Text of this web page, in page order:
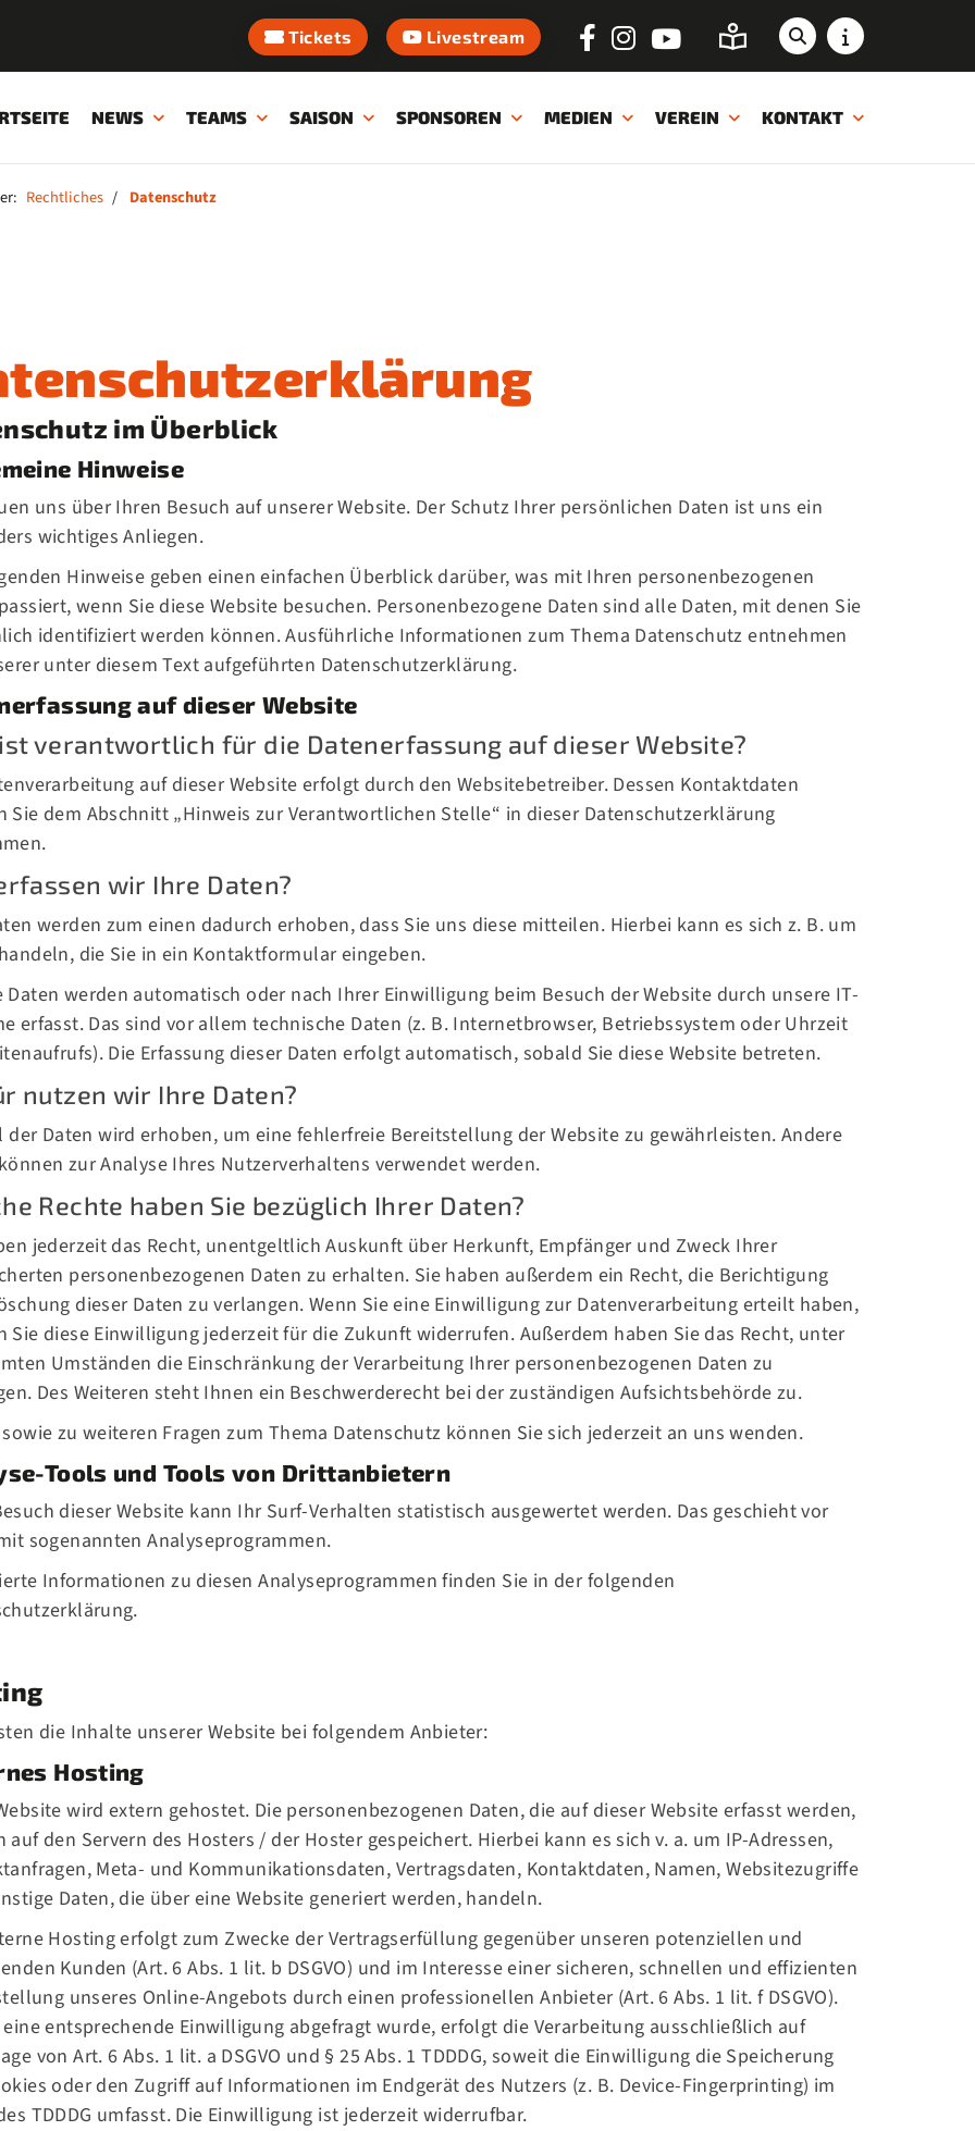
Tickets Livestream
NEWS TEAMS SAISON SPONSOREN MEDIEN VEREIN KONTAKT
Rechtliches Datenschutz
im Überblick
Hinweise
uns über Ihren Besuch auf unserer Website. Der Schutz Ihrer persönlichen Daten ist uns ein
wichtiges Anliegen.
Hinweise geben einen einfachen Überblick darüber, was mit Ihren personenbezogenen
wenn Sie diese Website besuchen. Personenbezogene Daten sind alle Daten, mit denen Sie
identifiziert werden können. Ausführliche Informationen zum Thema Datenschutz entnehmen
unter diesem Text aufgeführten Datenschutzerklärung.
auf dieser Website
verantwortlich für die Datenerfassung auf dieser Website?
auf dieser Website erfolgt durch den Websitebetreiber. Dessen Kontaktdaten
Sie dem Abschnitt „Hinweis zur Verantwortlichen Stelle“ in dieser Datenschutzerklärung
wir Ihre Daten?
werden zum einen dadurch erhoben, dass Sie uns diese mitteilen. Hierbei kann es sich z. B. um
die Sie in ein Kontaktformular eingeben.
Daten werden automatisch oder nach Ihrer Einwilligung beim Besuch der Website durch unsere IT-
erfasst. Das sind vor allem technische Daten (z. B. Internetbrowser, Betriebssystem oder Uhrzeit
Die Erfassung dieser Daten erfolgt automatisch, sobald Sie diese Website betreten.
nutzen wir Ihre Daten?
der Daten wird erhoben, um eine fehlerfreie Bereitstellung der Website zu gewährleisten. Andere
zur Analyse Ihres Nutzerverhaltens verwendet werden.
Rechte haben Sie bezüglich Ihrer Daten?
jederzeit das Recht, unentgeltlich Auskunft über Herkunft, Empfänger und Zweck Ihrer
personenbezogenen Daten zu erhalten. Sie haben außerdem ein Recht, die Berichtigung
dieser Daten zu verlangen. Wenn Sie eine Einwilligung zur Datenverarbeitung erteilt haben,
Sie diese Einwilligung jederzeit für die Zukunft widerrufen. Außerdem haben Sie das Recht, unter
Umständen die Einschränkung der Verarbeitung Ihrer personenbezogenen Daten zu
Des Weiteren steht Ihnen ein Beschwerderecht bei der zuständigen Aufsichtsbehörde zu.
zu weiteren Fragen zum Thema Datenschutz können Sie sich jederzeit an uns wenden.
Tools und Tools von Dritt­anbietern
dieser Website kann Ihr Surf-Verhalten statistisch ausgewertet werden. Das geschieht vor
sogenannten Analyseprogrammen.
Informationen zu diesen Analyseprogrammen finden Sie in der folgenden
die Inhalte unserer Website bei folgendem Anbieter:
Hosting
wird extern gehostet. Die personenbezogenen Daten, die auf dieser Website erfasst werden,
auf den Servern des Hosters / der Hoster gespeichert. Hierbei kann es sich v. a. um IP-Adressen,
Meta- und Kommunikationsdaten, Vertragsdaten, Kontaktdaten, Namen, Websitezugriffe
Daten, die über eine Website generiert werden, handeln.
Hosting erfolgt zum Zwecke der Vertragserfüllung gegenüber unseren potenziellen und
Kunden (Art. 6 Abs. 1 lit. b DSGVO) und im Interesse einer sicheren, schnellen und effizienten
unseres Online-Angebots durch einen professionellen Anbieter (Art. 6 Abs. 1 lit. f DSGVO).
eine entsprechende Einwilligung abgefragt wurde, erfolgt die Verarbeitung ausschließlich auf
von Art. 6 Abs. 1 lit. a DSGVO und § 25 Abs. 1 TDDDG, soweit die Einwilligung die Speicherung
oder den Zugriff auf Informationen im Endgerät des Nutzers (z. B. Device-Fingerprinting) im
TDDDG umfasst. Die Einwilligung ist jederzeit widerrufbar.
Verein
Nützlich
Livestream
Tickets
Newsletter
jetzt für unseren Newsletter an,
Jetzt anmelden